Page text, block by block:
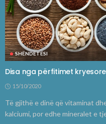
SHËNDETËSI
Disa nga përfitimet
15/10/2020
Të gjithë e dinë që vitaminat
kalciumi, por edhe mineralet e